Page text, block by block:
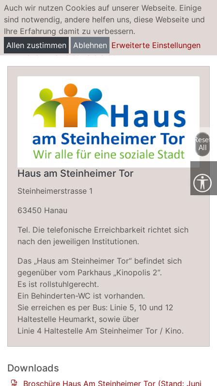
Auch wir nutzen Cookies auf unserer Webseite. Einige
sind notwendig, andere helfen uns, diese Webseite und
Ihre Erfahrung damit zu verbessern.
Allen zustimmen
Ablehnen Erweiterte Einstellungen
Haus am Steinheimer Tor
- wir alle für eine soziale Stadt
Haus am Steinheimer Tor
Steinheimerstrasse 1
63450 Hanau
Tel. Die telefonische Erreichbarkeit richtet sich
nach den jeweiligen Institutionen.
Das „Haus am Steinheimer Tor“ befindet sich
gegenüber vom Parkhaus „Kinopolis 2“.
Es ist rollstuhlgerecht.
Ein Behinderten-WC ist vorhanden.
Sie erreichen es per Bus: Linie 5, 10 und 12
Haltestelle Heumarkt, sowie über
Linie 4 Haltestelle Am Steinheimer Tor / Kino.
Downloads
Broschüre Haus Am Steinheimer Tor (Stand: Juni
Reset
All